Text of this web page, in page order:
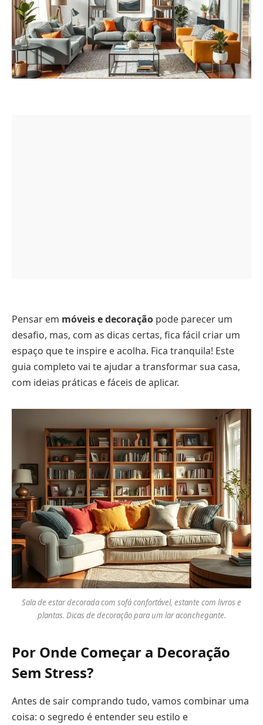
Pensar em móveis e decoração pode parecer um
desafio, mas, com as dicas certas, fica fácil criar um
espaço que te inspire e acolha. Fica tranquila! Este
guia completo vai te ajudar a transformar sua casa,
com ideias práticas e fáceis de aplicar.
Sala de estar decorada com sofá confortável, estante com livros e
plantas. Dicas de decoração para um lar aconchegante.
Por Onde Começar a Decoração
Sem Stress?
Antes de sair comprando tudo, vamos combinar uma
coisa: o segredo é entender seu estilo e